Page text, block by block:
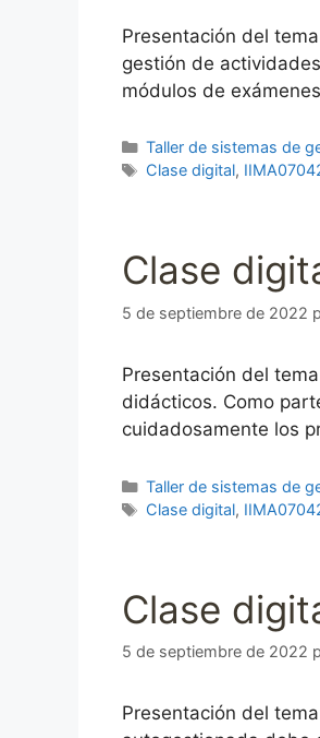
Presentación del
gestión de
módulos de
Categorías
Taller de sistemas de
Etiquetas
Clase digital,
Clase
5 de septiembre de 2022
Presentación del
didácticos. Como
cuidadosamente los
Categorías
Taller de sistemas de
Etiquetas
Clase digital,
Clase
5 de septiembre de 2022
Presentación del